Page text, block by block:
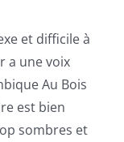
et difficile à
a une voix
Au Bois
est bien
sombres et